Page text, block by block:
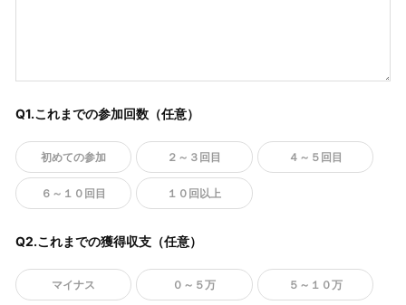
Q1.これまでの参加回数（任意）
初めての参加 ２～３回目 ４～５回目
６～１０回目 １０回以上
Q2.これまでの獲得収支（任意）
マイナス ０～５万 ５～１０万